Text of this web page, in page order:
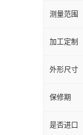
测量范围
加工定制
外形尺寸
保修期
是否进口